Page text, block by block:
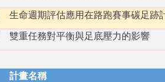
生命週期評估應用在路跑賽事碳足跡
雙重任務對平衡與足底壓力的影響
計畫名稱